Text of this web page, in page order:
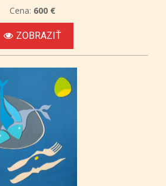
Cena: 600 €
ZOBRAZIŤ